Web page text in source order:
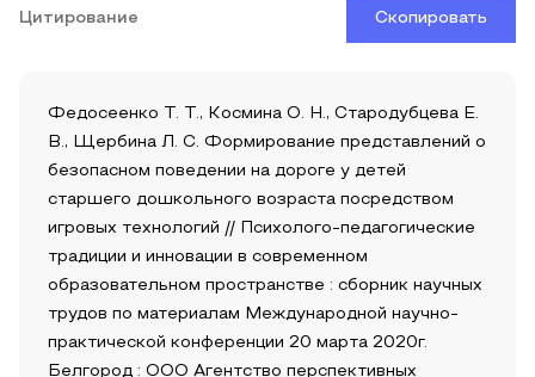
Цитирование Скопировать
Федосеенко Т. Т., Космина О. Н., Стародубцева Е.
В., Щербина Л. С. Формирование представлений о
безопасном поведении на дороге у детей
старшего дошкольного возраста посредством
игровых технологий // Психолого-педагогические
традиции и инновации в современном
образовательном пространстве : сборник научных
трудов по материалам Международной научно-
практической конференции 20 марта 2020г.
Белгород : ООО Агентство перспективных